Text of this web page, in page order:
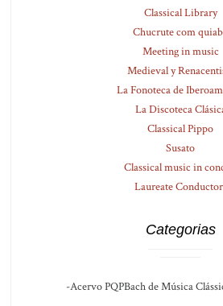
Classical Library
Chucrute com
Meeting in music
Medieval y
La Fonoteca de
La Discoteca
Classical Pippo
Susato
Classical music in
Laureate
Categorias
-Acervo PQPBach de Música